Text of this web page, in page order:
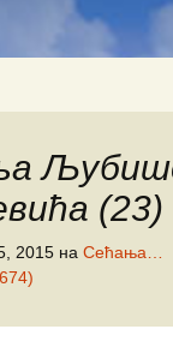
(23)
2015 на Сећања…